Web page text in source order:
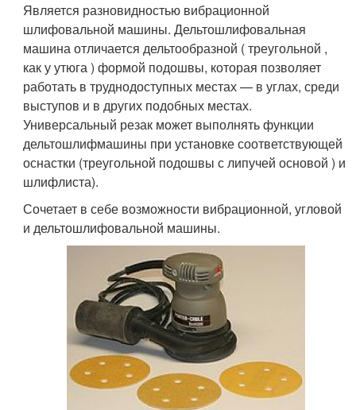
Является разновидностью вибрационной
шлифовальной машины. Дельтошлифовальная
машина отличается дельтообразной ( треугольной ,
как у утюга ) формой подошвы, которая позволяет
работать в труднодоступных местах — в углах, среди
выступов и в других подобных местах.
Универсальный резак может выполнять функции
дельтошлифмашины при установке соответствующей
оснастки (треугольной подошвы с липучей основой ) и
шлифлиста).
Сочетает в себе возможности вибрационной, угловой
и дельтошлифовальной машины.